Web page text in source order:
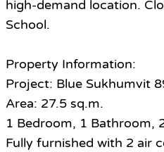
high-demand location.
School.
Property Information:
Project: Blue Sukhumvit
Area: 27.5 sq.m.
1 Bedroom, 1 Bathroom,
Fully furnished with 2 air